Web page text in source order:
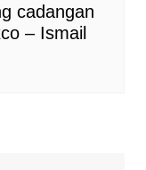
cadangan
– Ismail